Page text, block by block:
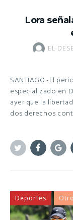
Lora
EL
SANTIAGO.-El
especializado en
ayer que la
dos derechos
Deportes